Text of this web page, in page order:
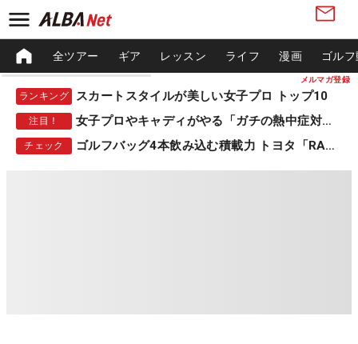
メルマガ登録
全ツアー ギア レッスン ライフ 漫画 ゴル
ランキング スカートスタイルが美しい女子プロ トップ10
注目！ 女子プロやキャディがやる「ガチの熱中症対策」
チェック ゴルフバッグ4本飲み込む積載力 トヨタ「RAV4」